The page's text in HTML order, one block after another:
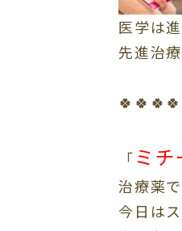
医学は
先進治
「 ミ
治療薬で
今日は